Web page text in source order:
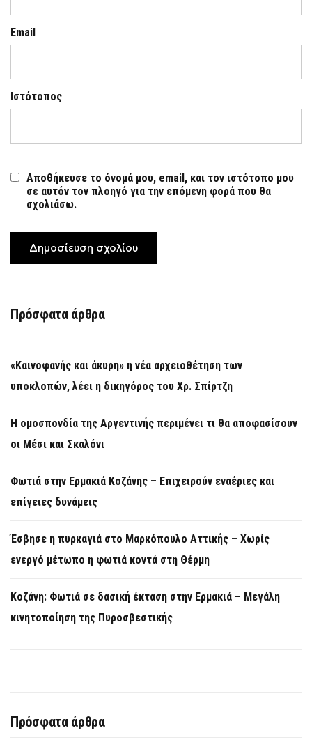
Email
Ιστότοπος
Αποθήκευσε το όνομά μου, email, και τον ιστότοπο μου
σε αυτόν τον πλοηγό για την επόμενη φορά που θα
σχολιάσω.
Πρόσφατα άρθρα
«Καινοφανής και άκυρη» η νέα αρχειοθέτηση των
υποκλοπών, λέει η δικηγόρος του Χρ. Σπίρτζη
Η ομοσπονδία της Αργεντινής περιμένει τι θα αποφασίσουν
οι Μέσι και Σκαλόνι
Φωτιά στην Ερμακιά Κοζάνης – Επιχειρούν εναέριες και
επίγειες δυνάμεις
Έσβησε η πυρκαγιά στο Μαρκόπουλο Αττικής – Χωρίς
ενεργό μέτωπο η φωτιά κοντά στη Θέρμη
Κοζάνη: Φωτιά σε δασική έκταση στην Ερμακιά – Μεγάλη
κινητοποίηση της Πυροσβεστικής
Πρόσφατα άρθρα